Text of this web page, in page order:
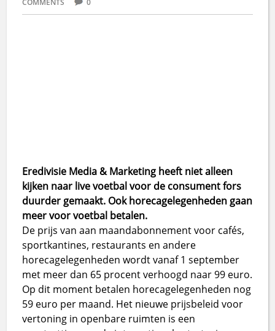
COMMENTS
0
Eredivisie Media & Marketing heeft niet alleen
kijken naar live voetbal voor de consument fors
duurder gemaakt. Ook horecagelegenheden gaan
meer voor voetbal betalen.
De prijs van aan maandabonnement voor cafés,
sportkantines, restaurants en andere
horecagelegenheden wordt vanaf 1 september
met meer dan 65 procent verhoogd naar 99 euro.
Op dit moment betalen horecagelegenheden nog
59 euro per maand. Het nieuwe prijsbeleid voor
vertoning in openbare ruimten is een